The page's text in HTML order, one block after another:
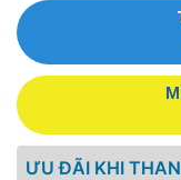
ƯU ĐÃI KHI